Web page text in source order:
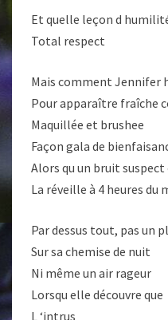
Et quelle leçon d
Total respect
Mais comment Jennifer
Pour apparaître fraîche
Maquillée et brushee
Façon gala de
Alors qu un bruit suspect
La réveille à 4 heures du
Par dessus tout, pas un
Sur sa chemise de nuit
Ni même un air rageur
Lorsqu elle découvre que
L ‘intrus